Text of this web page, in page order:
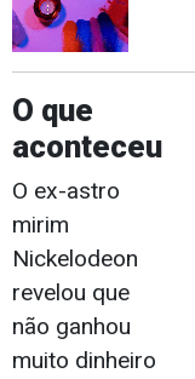
O que
aconteceu
O ex-astro
mirim
Nickelodeon
revelou que
não ganhou
muito dinheiro